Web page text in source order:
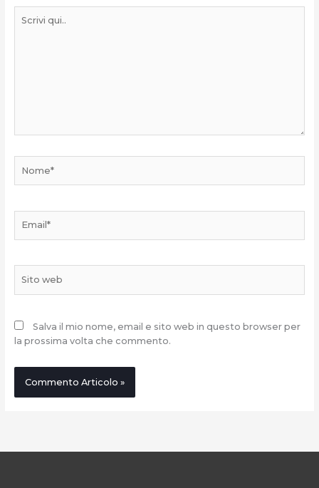
qui..
web
Salva il mio nome, email e sito web in questo browser per
la prossima volta che commento.